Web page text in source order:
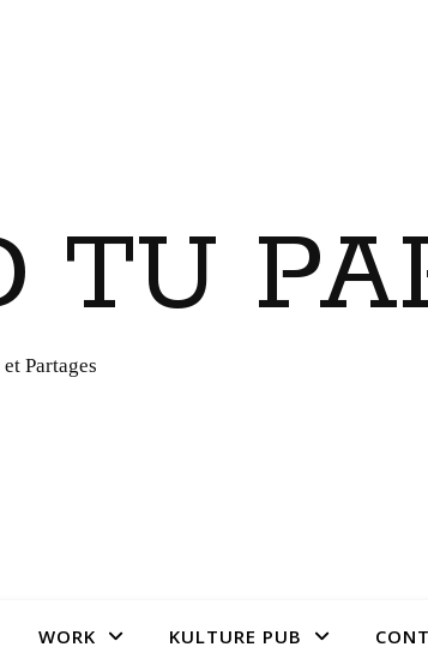
TU
Partages
WORK KULTURE PUB